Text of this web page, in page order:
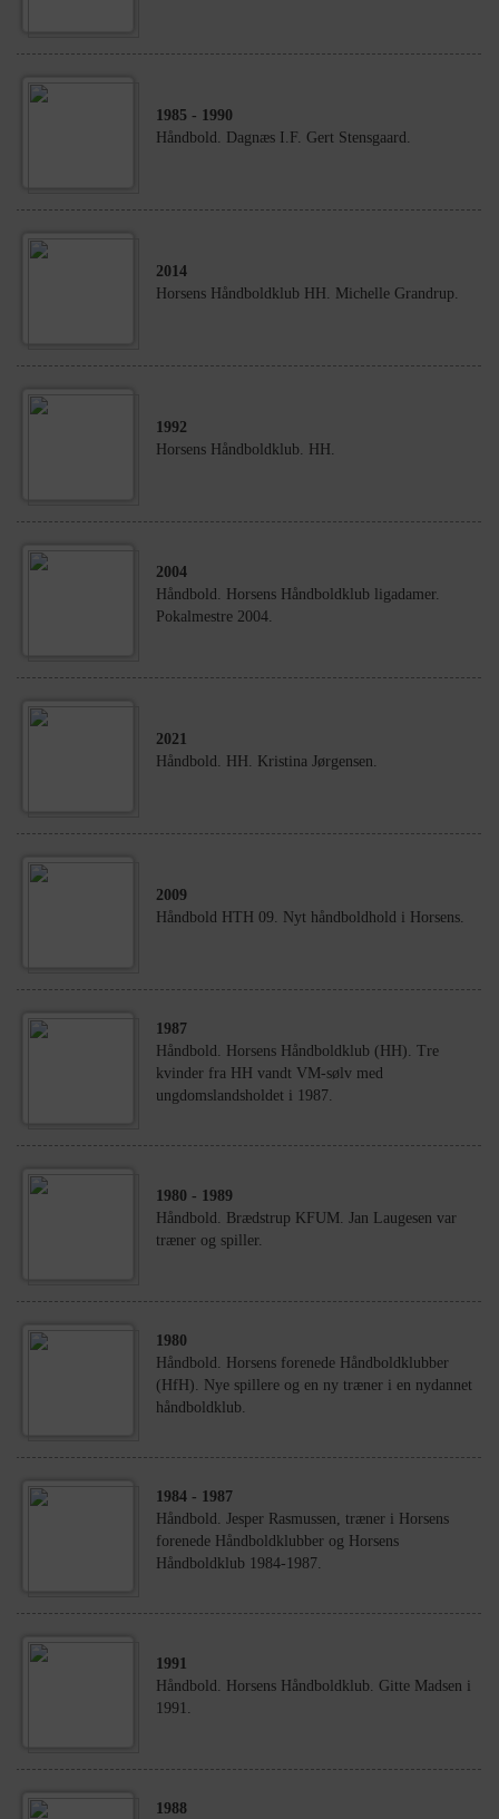
1985 - 1990
Håndbold. Dagnæs I.F. Gert Stensgaard.
2014
Horsens Håndboldklub HH. Michelle Grandrup.
1992
Horsens Håndboldklub. HH.
2004
Håndbold. Horsens Håndboldklub ligadamer.
Pokalmestre 2004.
2021
Håndbold. HH. Kristina Jørgensen.
2009
Håndbold HTH 09. Nyt håndboldhold i Horsens.
1987
Håndbold. Horsens Håndboldklub (HH). Tre
kvinder fra HH vandt VM-sølv med
ungdomslandsholdet i 1987.
1980 - 1989
Håndbold. Brædstrup KFUM. Jan Laugesen var
træner og spiller.
1980
Håndbold. Horsens forenede Håndboldklubber
(HfH). Nye spillere og en ny træner i en nydannet
håndboldklub.
1984 - 1987
Håndbold. Jesper Rasmussen, træner i Horsens
forenede Håndboldklubber og Horsens
Håndboldklub 1984-1987.
1991
Håndbold. Horsens Håndboldklub. Gitte Madsen i
1991.
1988